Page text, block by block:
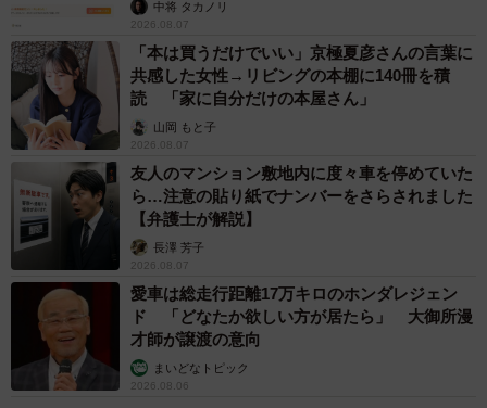
中将 タカノリ
2026.08.07
「本は買うだけでいい」京極夏彦さんの言葉に
共感した女性→リビングの本棚に140冊を積
読 「家に自分だけの本屋さん」
山岡 もと子
2026.08.07
友人のマンション敷地内に度々車を停めていた
ら…注意の貼り紙でナンバーをさらされました
【弁護士が解説】
長澤 芳子
2026.08.07
愛車は総走行距離17万キロのホンダレジェン
ド 「どなたか欲しい方が居たら」 大御所漫
才師が譲渡の意向
まいどなトピック
2026.08.06